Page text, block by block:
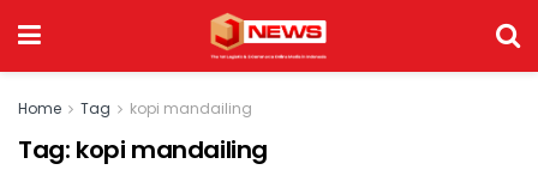
Home Tag kopi mandailing
Tag: kopi mandailing